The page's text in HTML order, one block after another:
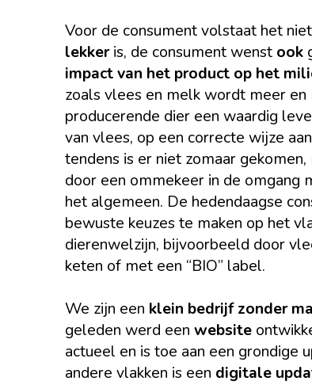
Voor de consument volstaat het
lekkeris, de consument wenst ook
impact van het product op het
zoals vlees en melk wordt meer
producerende dier een waardig
van vlees, op een correcte wijze
tendens is er niet zomaar
door een ommekeer in de omgang
het algemeen. De hedendaagse
bewuste keuzes te maken op het
dierenwelzijn, bijvoorbeeld door
keten of met een “BIO” label.
We zijn een klein bedrijf zonder
geleden werd een website
actueel en is toe aan een grondige
andere vlakken is een digitale